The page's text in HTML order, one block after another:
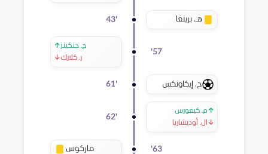
هـ. برينغا 43'
57
'
↑ج. جنكينز
↓ر. كلارك
ج. إيكاونكس 61'
↑م. كيغورس
↓
ال. أوديشاريا
62'
63
' ماركوس